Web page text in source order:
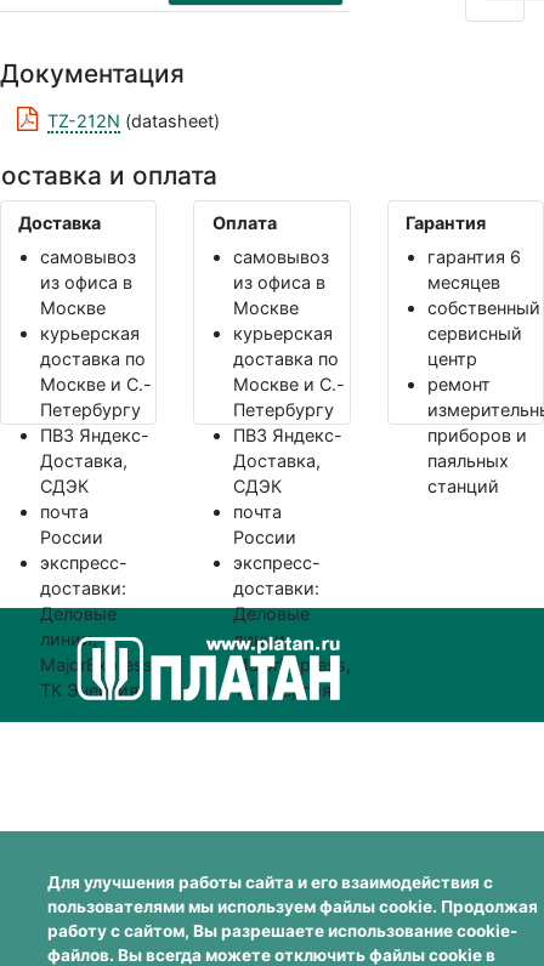
Документация
TZ-212N (datasheet)
и оплата
Доставка
самовывоз
из офиса в
Москве
курьерская
доставка по
Москве и С.-
Петербургу
ПВЗ Яндекс-
Доставка,
СДЭК
почта
России
экспресс-
доставки:
Деловые
линии,
MajorExpress,
ТК Энергия
Оплата
самовывоз
из офиса в
Москве
курьерская
доставка по
Москве и С.-
Петербургу
ПВЗ Яндекс-
Доставка,
СДЭК
почта
России
экспресс-
доставки:
Деловые
линии,
MajorExpress,
ТК Энергия
Гарантия
гарантия 6
месяцев
собственный
сервисный
центр
ремонт
приборов и
паяльных
станций
Для улучшения работы сайта и его взаимодействия с
пользователями мы используем файлы cookie. Продолжая
работу с сайтом, Вы разрешаете использование cookie-
файлов. Вы всегда можете отключить файлы cookie в